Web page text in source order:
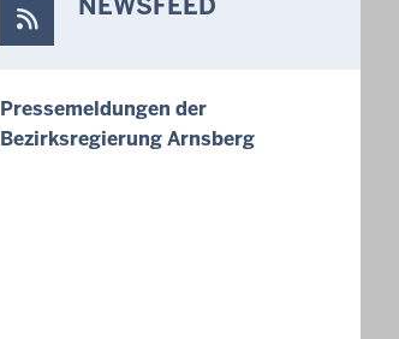
Pressemeldungen der
Bezirksregierung Arnsberg